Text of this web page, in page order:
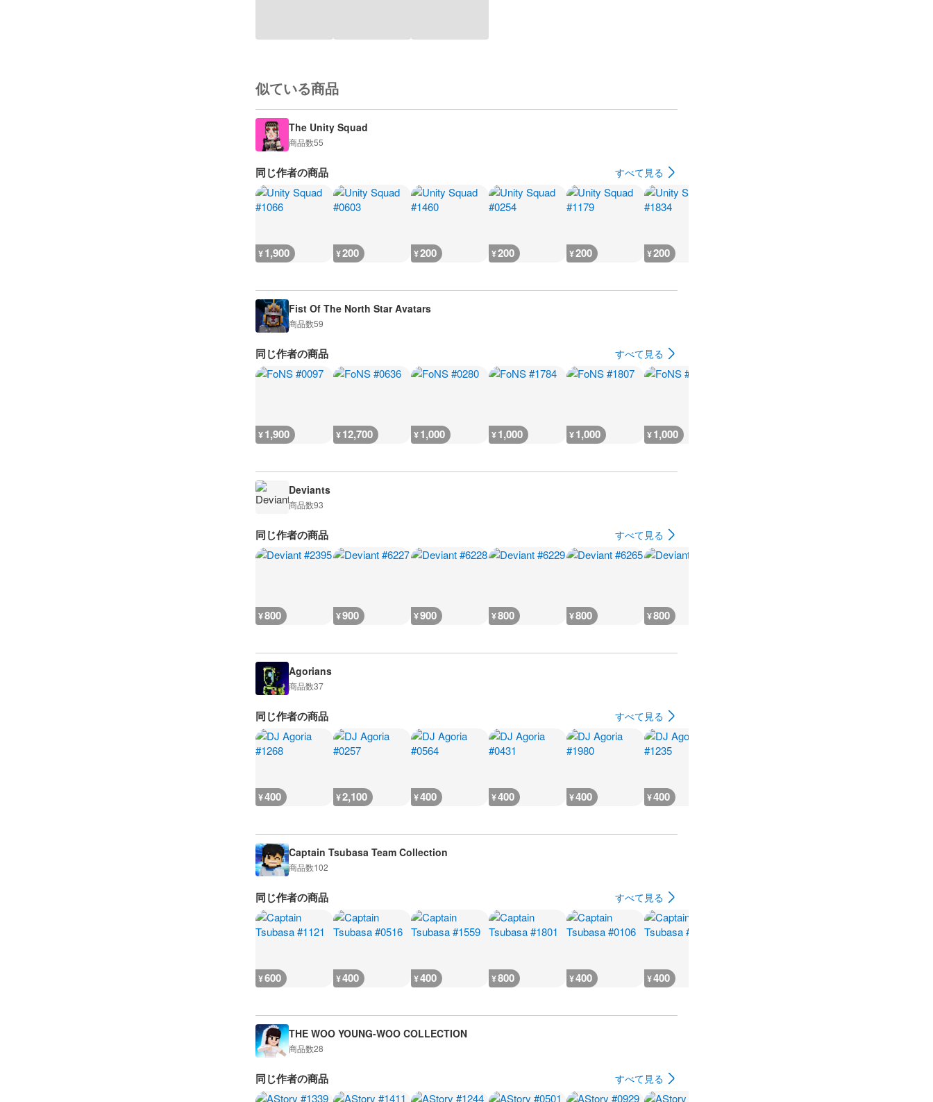
似ている商品
The Unity Squad
商品数55
同じ作者の商品 すべて見る
¥1,900 ¥200 ¥200 ¥200 ¥200 ¥200
Fist Of The North Star Avatars
商品数59
同じ作者の商品 すべて見る
¥1,900 ¥12,700 ¥1,000 ¥1,000 ¥1,000 ¥1,000
Deviants
商品数93
同じ作者の商品 すべて見る
¥800 ¥900 ¥900 ¥800 ¥800 ¥800
Agorians
商品数37
同じ作者の商品 すべて見る
¥400 ¥2,100 ¥400 ¥400 ¥400 ¥400
Captain Tsubasa Team Collection
商品数102
同じ作者の商品 すべて見る
¥600 ¥400 ¥400 ¥800 ¥400 ¥400
THE WOO YOUNG-WOO COLLECTION
商品数28
同じ作者の商品 すべて見る